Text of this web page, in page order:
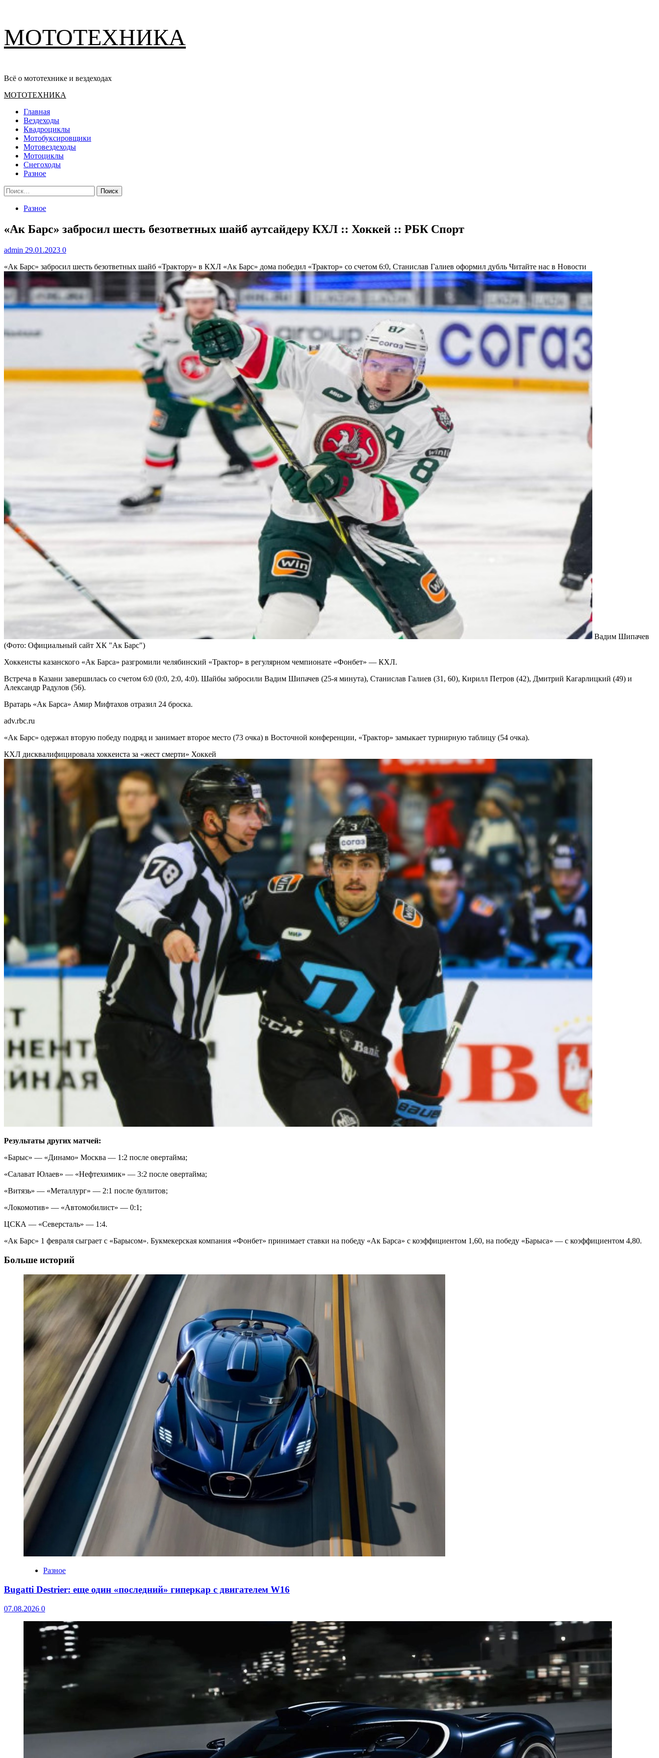
содержимому
МОТОТЕХНИКА
Всё о мототехнике и вездеходах
Основное
МОТОТЕХНИКА
Главная
Вездеходы
Квадроциклы
Мотобуксировщики
Мотовездеходы
Мотоциклы
Снегоходы
Разное
Найти:
Разное
«Ак Барс» забросил шесть безответных шайб аутсайдеру КХЛ :: Хоккей :: РБК Спорт
admin 29.01.2023 0
«Ак Барс» забросил шесть безответных шайб «Трактору» в КХЛ «Ак Барс» дома победил «Трактор» со счетом 6:0, Станислав Галиев оформил дубль Читайте нас в Новости
Вадим Шипачев
(Фото: Официальный сайт ХК "Ак Барс")
Хоккеисты казанского «Ак Барса» разгромили челябинский «Трактор» в регулярном чемпионате «Фонбет» — КХЛ.
Встреча в Казани завершилась со счетом 6:0 (0:0, 2:0, 4:0). Шайбы забросили Вадим Шипачев (25-я минута), Станислав Галиев (31, 60), Кирилл Петров (42), Дмитрий Кагарлицкий (49) и
Александр Радулов (56).
Вратарь «Ак Барса» Амир Мифтахов отразил 24 броска.
adv.rbc.ru
«Ак Барс» одержал вторую победу подряд и занимает второе место (73 очка) в Восточной конференции, «Трактор» замыкает турнирную таблицу (54 очка).
КХЛ дисквалифицировала хоккеиста за «жест смерти» Хоккей
Результаты других матчей:
«Барыс» — «Динамо» Москва — 1:2 после овертайма;
«Салават Юлаев» — «Нефтехимик» — 3:2 после овертайма;
«Витязь» — «Металлург» — 2:1 после буллитов;
«Локомотив» — «Автомобилист» — 0:1;
ЦСКА — «Северсталь» — 1:4.
«Ак Барс» 1 февраля сыграет с «Барысом». Букмекерская компания «Фонбет» принимает ставки на победу «Ак Барса» с коэффициентом 1,60, на победу «Барыса» — с коэффициентом 4,80.
Больше историй
Разное
Bugatti Destrier: еще один «последний» гиперкар с двигателем W16
07.08.2026 0